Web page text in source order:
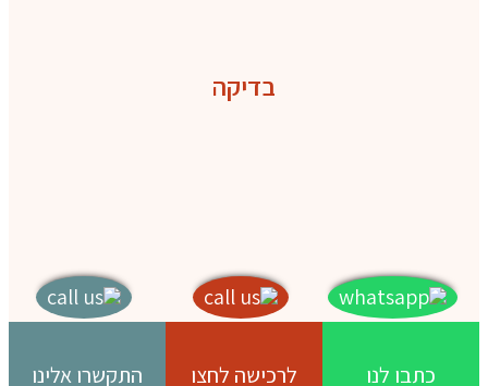
בדיקה
כתבו לנו לרכישה לחצו התקשרו אלינו